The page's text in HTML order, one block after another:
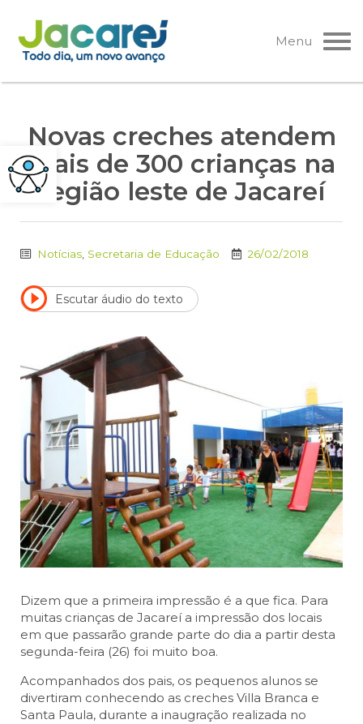
Pular
para
o
Menu
Novas creches atendem
mais de 300 crianças na
região leste de Jacareí
Notícias Secretaria de Educação 26/02/2018
Escutar áudio do texto
Dizem que a primeira impressão é a que fica. Para
muitas crianças de Jacareí a impressão dos locais
em que passarão grande parte do dia a partir desta
segunda-feira (26) foi muito boa.
Acompanhados dos pais, os pequenos alunos se
divertiram conhecendo as creches Villa Branca e
Santa Paula, durante a inaugração realizada no